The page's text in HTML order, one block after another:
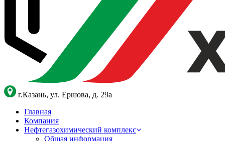
г.Казань, ул. Ершова, д. 29а
Главная
Компания
Нефтегазохимический комплекс
Общая информация